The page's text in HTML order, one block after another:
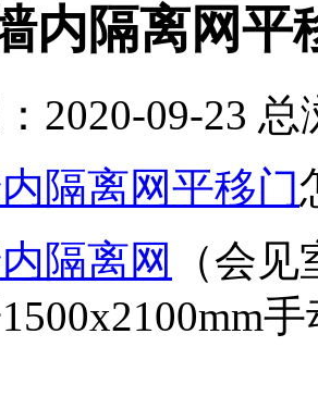
内隔离网平
2020-09-23 总
隔离网平移门
隔离网
（会